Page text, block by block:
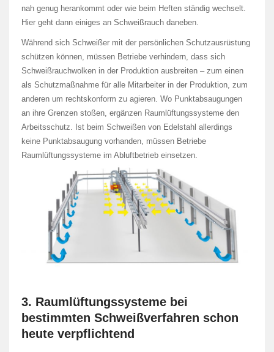
nah genug herankommt oder wie beim Heften ständig wechselt.
Hier geht dann einiges an Schweißrauch daneben.
Während sich Schweißer mit der persönlichen Schutzausrüstung
schützen können, müssen Betriebe verhindern, dass sich
Schweißrauchwolken in der Produktion ausbreiten – zum einen
als Schutzmaßnahme für alle Mitarbeiter in der Produktion, zum
anderen um rechtskonform zu agieren. Wo Punktabsaugungen
an ihre Grenzen stoßen, ergänzen Raumlüftungssysteme den
Arbeitsschutz. Ist beim Schweißen von Edelstahl allerdings
keine Punktabsaugung vorhanden, müssen Betriebe
Raumlüftungssysteme im Abluftbetrieb einsetzen.
3. Raumlüftungssysteme bei
bestimmten Schweißverfahren schon
heute verpflichtend